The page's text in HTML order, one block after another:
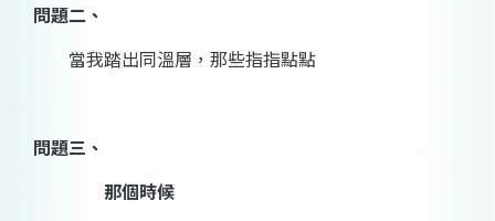
問題二、
當我踏出同溫層，那些指指點點
問題三、
那個時候